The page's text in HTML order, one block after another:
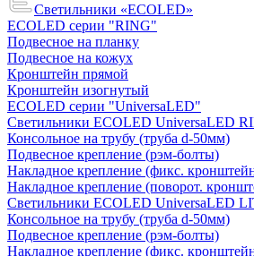
Светильники «ECOLED»
ECOLED серии "RING"
Подвесное на планку
Подвесное на кожух
Кронштейн прямой
Кронштейн изогнутый
ECOLED серии "UniversaLED"
Светильники ECOLED UniversaLED
Консольное на трубу (труба d-50мм)
Подвесное крепление (рэм-болты)
Накладное крепление (фикс.
Накладное крепление (поворот.
Светильники ECOLED UniversaLED
Консольное на трубу (труба d-50мм)
Подвесное крепление (рэм-болты)
Накладное крепление (фикс.